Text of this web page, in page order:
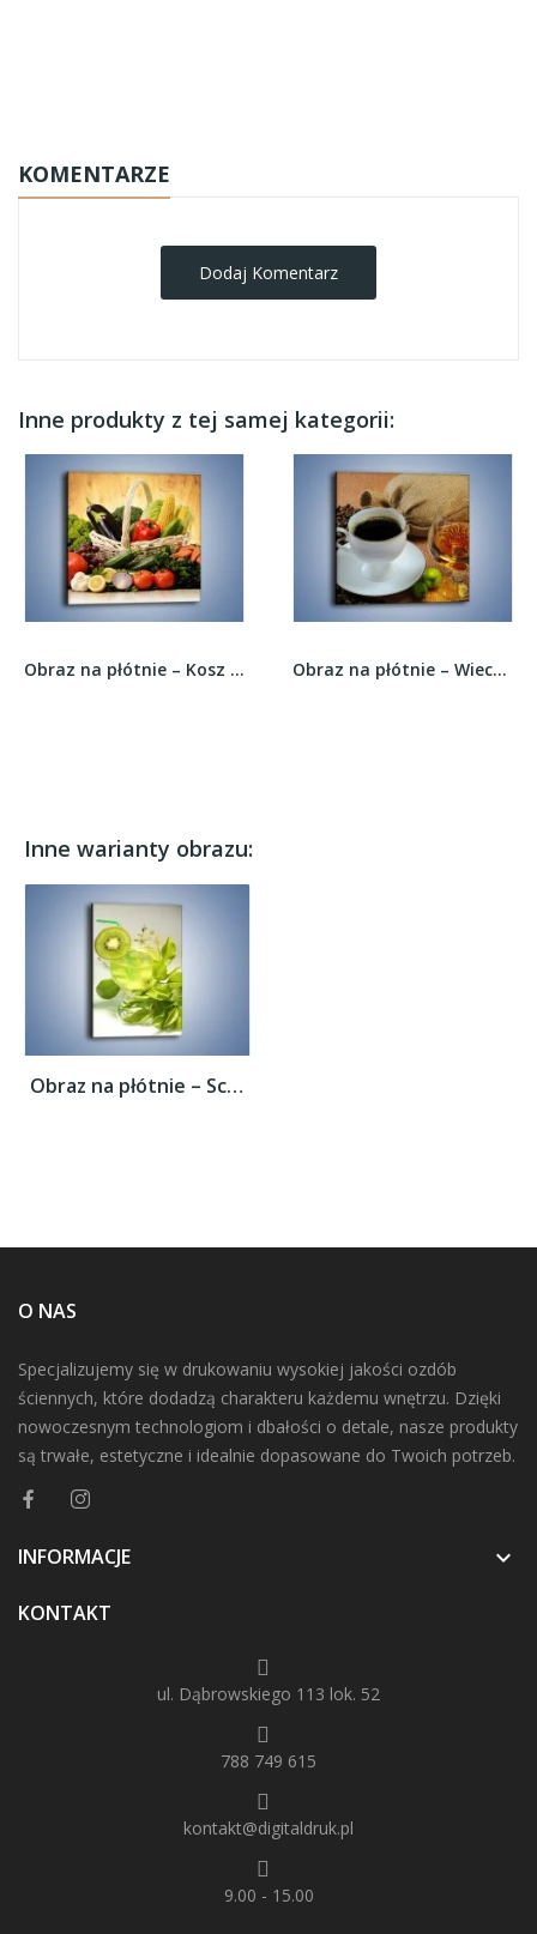
KOMENTARZE
Dodaj Komentarz
Inne produkty z tej samej kategorii:
Obraz na płótnie – Kosz pełen warzywnych... Obraz na płótnie – Wieczorowa kawa z prądem –...
Inne warianty obrazu:
Obraz na płótnie – Schłodzone kiwi dla...
O NAS
Specjalizujemy się w drukowaniu wysokiej jakości ozdób
ściennych, które dodadzą charakteru każdemu wnętrzu. Dzięki
nowoczesnym technologiom i dbałości o detale, nasze produkty
są trwałe, estetyczne i idealnie dopasowane do Twoich potrzeb.
INFORMACJE 
KONTAKT
ul. Dąbrowskiego 113 lok. 52
788 749 615
kontakt@digitaldruk.pl
9.00 - 15.00